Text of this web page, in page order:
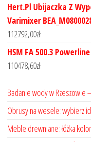
Hert.Pl Ubijaczka Z
Varimixer
112792,00zł
HSM FA 500.3
110478,60zł
Badanie wody w
Obrusy na wesele: wybierz
Meble drewniane: łóżka